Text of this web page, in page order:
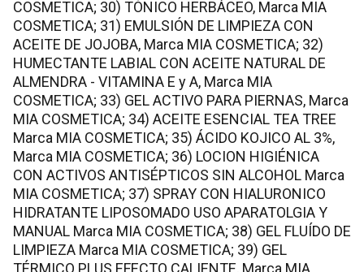
COSMETICA; 30) TÓNICO HERBÁCEO, Marca MIA
COSMETICA; 31) EMULSIÓN DE LIMPIEZA CON
ACEITE DE JOJOBA, Marca MIA COSMETICA; 32)
HUMECTANTE LABIAL CON ACEITE NATURAL DE
ALMENDRA - VITAMINA E y A, Marca MIA
COSMETICA; 33) GEL ACTIVO PARA PIERNAS, Marca
MIA COSMETICA; 34) ACEITE ESENCIAL TEA TREE
Marca MIA COSMETICA; 35) ÁCIDO KOJICO AL 3%,
Marca MIA COSMETICA; 36) LOCION HIGIÉNICA
CON ACTIVOS ANTISÉPTICOS SIN ALCOHOL Marca
MIA COSMETICA; 37) SPRAY CON HIALURONICO
HIDRATANTE LIPOSOMADO USO APARATOLGIA Y
MANUAL Marca MIA COSMETICA; 38) GEL FLUÍDO DE
LIMPIEZA Marca MIA COSMETICA; 39) GEL